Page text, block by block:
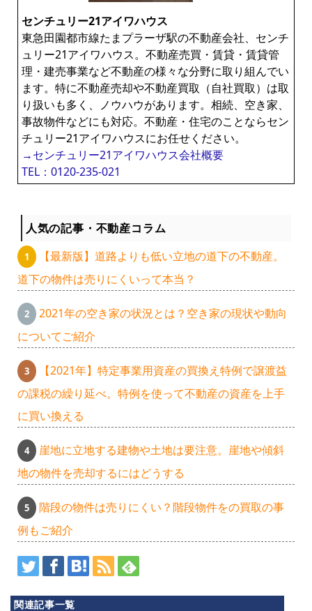
ー
あ
ざ
み
センチュリー21アイワハウス
東急田園都市線たまプラーザ駅の不動産会社、センチ
ュリー21アイワハウス。不動産売買・賃貸・賃貸管
理・建売事業など不動産の様々な分野に取り組んでい
ます。特に不動産売却や不動産買取（自社買取）は取
り扱いも多く、ノウハウがあります。相続、空き家、
事故物件などにも対応。不動産・住宅のことならセン
チュリー21アイワハウスにお任せください。
→センチュリー21アイワハウス会社概要
TEL：0120-235-021
人気の記事・不動産コラム
【最新版】道路よりも低い立地の道下の不動産。
道下の物件は売りにくいって本当？
2021年の空き家の状況とは？空き家の現状や動向
についてご紹介
【2021年】特定事業用資産の買換え特例で譲渡益
の課税の繰り延べ。特例を使って不動産の資産を上手
に買い換える
崖地に立地する建物や土地は要注意。崖地や傾斜
地の物件を売却するにはどうする
階段の物件は売りにくい？階段物件をの買取の事
例もご紹介
関連記事一覧